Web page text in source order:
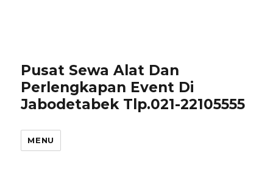
Pusat Sewa Alat Dan
Perlengkapan Event Di
Jabodetabek Tlp.021-22105555
MENU